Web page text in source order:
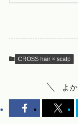
CROSS hair × scalp
よ